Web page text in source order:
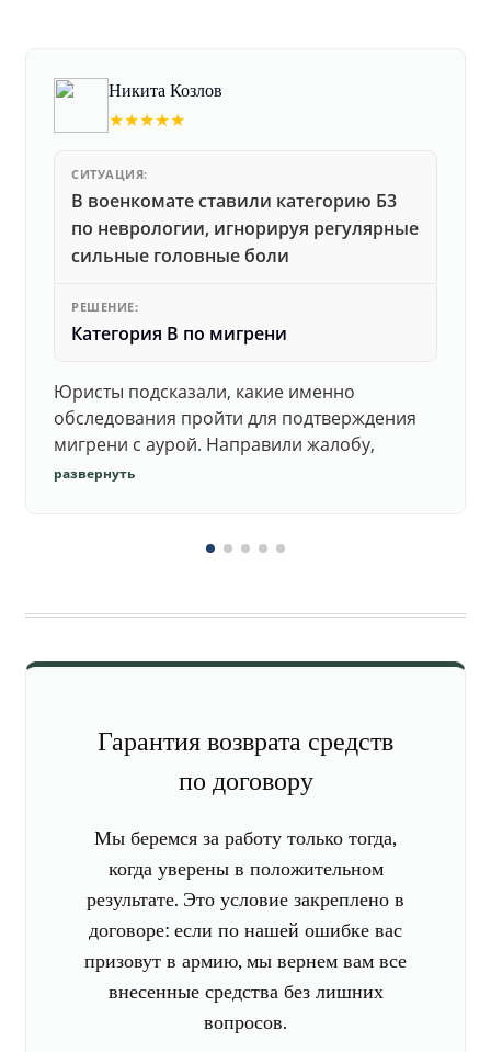
Никита Козлов
★★★★★
СИТУАЦИЯ:
В военкомате ставили категорию Б3
по неврологии, игнорируя регулярные
сильные головные боли
РЕШЕНИЕ:
Категория В по мигрени
Юристы подсказали, какие именно
обследования пройти для подтверждения
мигрени с аурой. Направили жалобу,
добились повторного осмотра и списания в
развернуть
Гарантия возврата средств
по договору
Мы беремся за работу только тогда,
когда уверены в положительном
результате. Это условие закреплено в
договоре: если по нашей ошибке вас
призовут в армию, мы вернем вам все
внесенные средства без лишних
вопросов.